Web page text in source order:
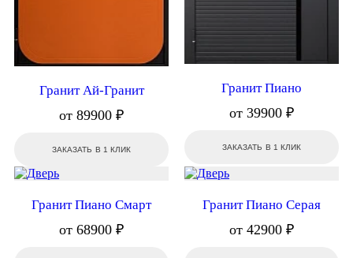
Гранит Ай-Гранит
от 89900 ₽
ЗАКАЗАТЬ В 1 КЛИК
Гранит Пиано
от 39900 ₽
ЗАКАЗАТЬ В 1 КЛИК
Гранит Пиано Смарт
от 68900 ₽
Гранит Пиано Серая
от 42900 ₽